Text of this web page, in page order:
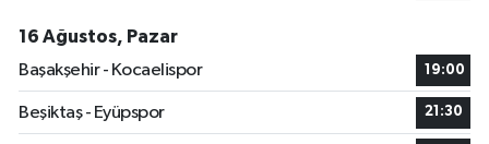
16 Ağustos, Pazar
Başakşehir - Kocaelispor
19:00
Beşiktaş - Eyüpspor 21:30